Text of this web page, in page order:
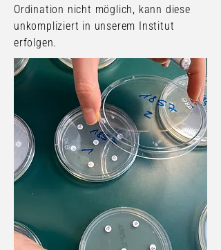
Ordination nicht möglich, kann diese
unkompliziert in unserem Institut
erfolgen.